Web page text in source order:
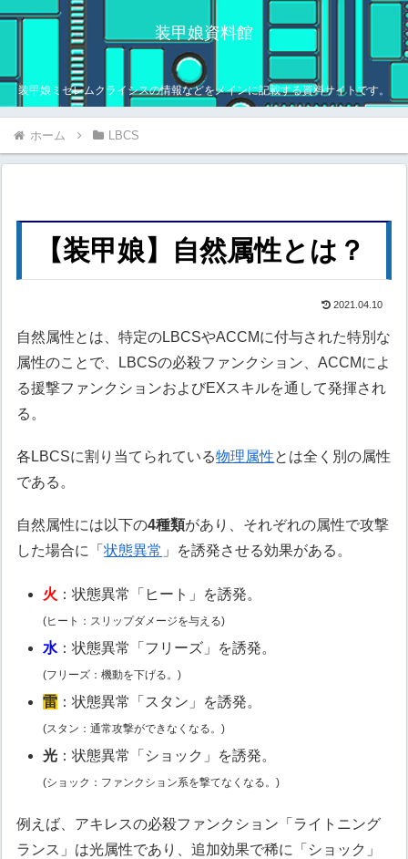
装甲娘資料館
装甲娘ミゼレムクライシスの情報などをメインに記載する資料サイトです。
ホーム LBCS
【装甲娘】自然属性とは？
2021.04.10
自然属性とは、特定のLBCSやACCMに付与された特別な
属性のことで、LBCSの必殺ファンクション、ACCMによ
る援撃ファンクションおよびEXスキルを通して発揮され
る。
各LBCSに割り当てられている物理属性とは全く別の属性
である。
自然属性には以下の4種類があり、それぞれの属性で攻撃
した場合に「状態異常 」を誘発させる効果がある。
火 ：状態異常「ヒート」を誘発。
(ヒート：スリップダメージを与える)
水 ：状態異常「フリーズ」を誘発。
(フリーズ：機動を下げる。)
雷 ：状態異常「スタン」を誘発。
(スタン：通常攻撃ができなくなる。)
光 ：状態異常「ショック」を誘発。
(ショック：ファンクション系を撃てなくなる。)
例えば、アキレスの必殺ファンクション「ライトニング
ランス」は光属性であり、追加効果で稀に「ショック」